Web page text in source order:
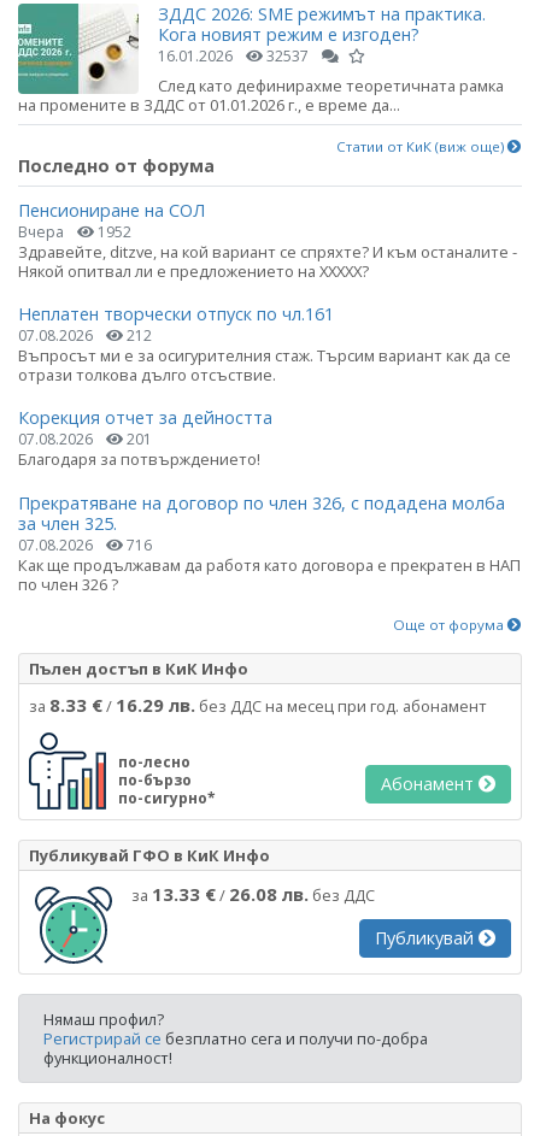
ЗДДС 2026: SME режимът на практика.
Кога новият режим е изгоден?
16.01.2026 32537
След като дефинирахме теоретичната рамка
на промените в ЗДДС от 01.01.2026 г., е време да...
Статии от КиК (виж още)
Последно от форума
Пенсиониране на СОЛ
Вчера 1952
Здравейте, ditzve, на кой вариант се спряхте? И към останалите -
Някой опитвал ли е предложението на ХХХХХ?
Неплатен творчески отпуск по чл.161
07.08.2026 212
Въпросът ми е за осигурителния стаж. Търсим вариант как да се
отрази толкова дълго отсъствие.
Корекция отчет за дейността
07.08.2026 201
Благодаря за потвърждението!
Прекратяване на договор по член 326, с подадена молба
за член 325.
07.08.2026 716
Как ще продължавам да работя като договора е прекратен в НАП
по член 326 ?
Още от форума
Пълен достъп в КиК Инфо
за 8.33 €/ 16.29 лв. без ДДС на месец при год. абонамент
по-лесно
по-бързо
по-сигурно*
Абонамент
Публикувай ГФО в КиК Инфо
за 13.33 €/ 26.08 лв. без ДДС
Публикувай
Нямаш профил?
Регистрирай се безплатно сега и получи по-добра
функционалност!
На фокус